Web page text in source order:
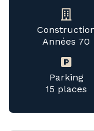
Années 70
15 places
Parking